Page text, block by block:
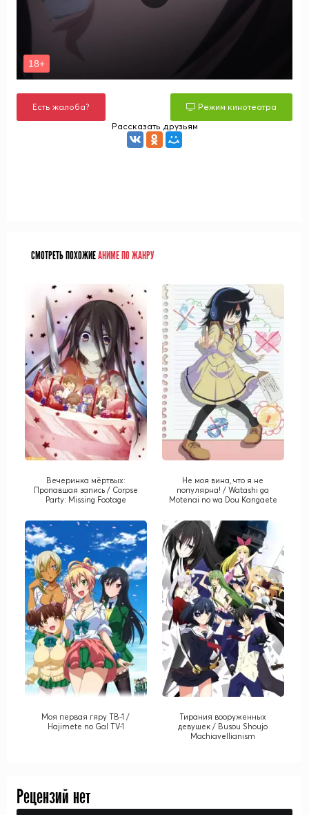
Есть жалоба?
Режим кинотеатра
Рассказать друзьям
СМОТРЕТЬ ПОХОЖИЕАНИМЕ ПО ЖАНРУ
Вечеринка мёртвых:
Пропавшая запись / Corpse
Party: Missing Footage
Не моя вина, что я не
популярна! / Watashi ga
Motenai no wa Dou Kangaete
Моя первая гяру ТВ-1 /
Hajimete no Gal TV-1
Тирания вооруженных
девушек / Busou Shoujo
Machiavellianism
Рецензий нет